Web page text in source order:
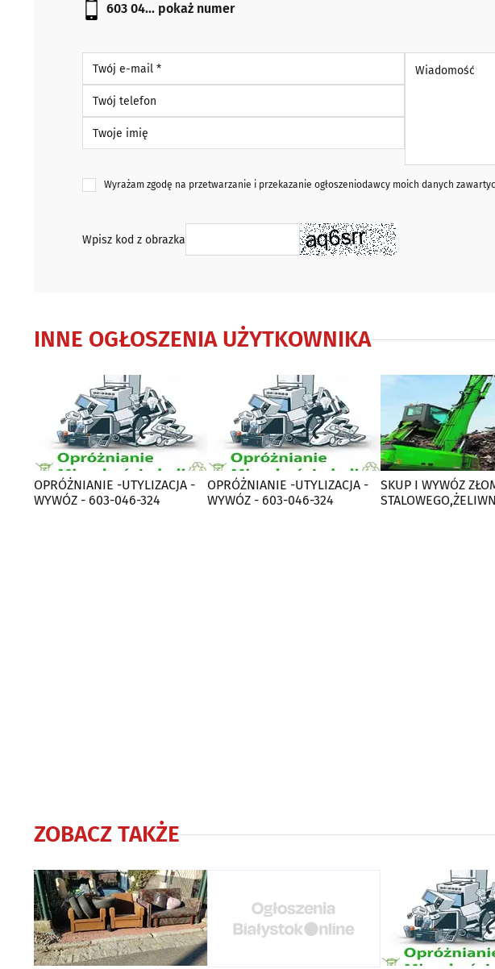
603 04... pokaż numer
Wyrażam zgodę na przetwarzanie i przekazanie ogłoszeniodawcy moich danych
Wpisz kod z obrazka
INNE OGŁOSZENIA UŻYTKOWNIKA
OPRÓŻNIANIE -UTYLIZACJA -
WYWÓZ - 603-046-324
OPRÓŻNIANIE -UTYLIZACJA -
WYWÓZ - 603-046-324
SKUP I WYWÓZ
ZOBACZ TAKŻE